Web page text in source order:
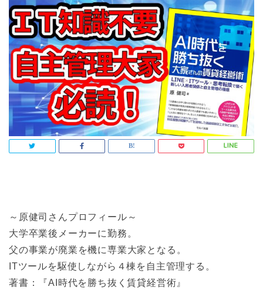
～原健司さんプロフィール～
大学卒業後メーカーに勤務。
父の事業が廃業を機に専業大家となる。
ITツールを駆使しながら４棟を自主管理する。
著書：『AI時代を勝ち抜く賃貸経営術』